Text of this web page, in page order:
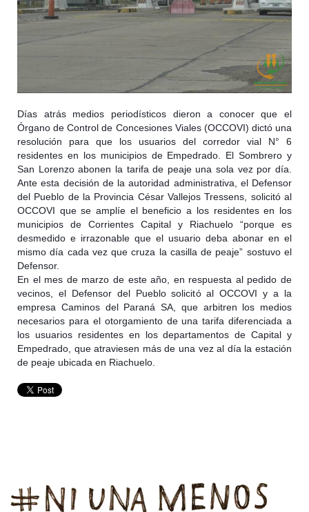
Días atrás medios periodísticos dieron a conocer que el
Órgano de Control de Concesiones Viales (OCCOVI) dictó una
resolución para que los usuarios del corredor vial N° 6
residentes en los municipios de Empedrado. El Sombrero y
San Lorenzo abonen la tarifa de peaje una sola vez por día.
Ante esta decisión de la autoridad administrativa, el Defensor
del Pueblo de la Provincia César Vallejos Tressens, solicitó al
OCCOVI que se amplíe el beneficio a los residentes en los
municipios de Corrientes Capital y Riachuelo “porque es
desmedido e irrazonable que el usuario deba abonar en el
mismo día cada vez que cruza la casilla de peaje” sostuvo el
Defensor.
En el mes de marzo de este año, en respuesta al pedido de
vecinos, el Defensor del Pueblo solicitó al OCCOVI y a la
empresa Caminos del Paraná SA, que arbitren los medios
necesarios para el otorgamiento de una tarifa diferenciada a
los usuarios residentes en los departamentos de Capital y
Empedrado, que atraviesen más de una vez al día la estación
de peaje ubicada en Riachuelo.